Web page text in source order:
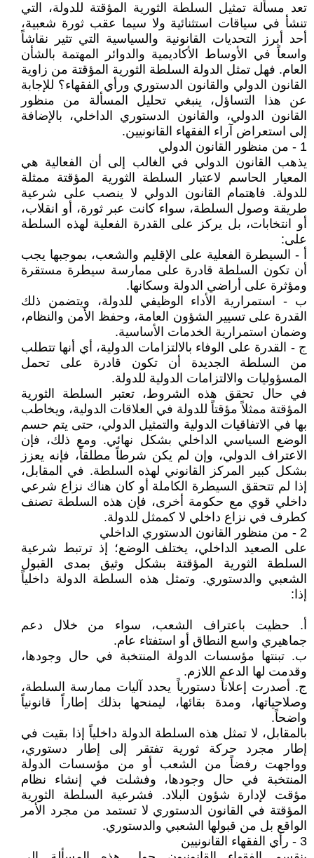
تعد مسألة تمثيل السلطة الثورية المؤقتة للدولة، التي
تنشأ في سياقات استثنائية ولا سيما عقب ثورة شعبية،
أحد أبرز التحديات القانونية والسياسية التي تثير نقاشاً
واسعاً في الأوساط الأكاديمية والدوائر المهتمة بالشأن
العام. فهل تمثل الدولة السلطة الثورية المؤقتة من زاوية
القانون الدولي والقانون الدستوري ورأي الفقهاء؟ للإجابة
عن هذا التساؤل، ينبغي تحليل المسألة من منظور
القانون الدولي، والقانون الدستوري الداخلي، بالإضافة
إلى استعراض آراء الفقهاء القانونيين.
1 - من منظور القانون الدولي
يذهب القانون الدولي في الغالب إلى أن الفعالية هي
المعيار الحاسم لاعتبار السلطة الثورية المؤقتة ممثلة
للدولة. فاهتمام القانون الدولي لا ينصب على شرعية
طريقة وصول السلطة، سواء كانت عبر ثورة، أو انقلاب،
أو انتخابات، بل يركز على القدرة الفعلية لهذه السلطة
على:
أ - السيطرة الفعلية على الإقليم والشعب، بموجبها يجب
أن تكون السلطة قادرة على ممارسة سيطرة مستقرة
ومؤثرة على أراضي الدولة وسكانها.
ب - استمرارية الأداء الوظيفي للدولة، ويتضمن ذلك
القدرة على تسيير الشؤون العامة، وحفظ الأمن والنظام،
وضمان استمرارية الخدمات الأساسية.
ج - القدرة على الوفاء بالالتزامات الدولية، أي أنها تتطلب
من السلطة الجديدة أن تكون قادرة على تحمل
المسؤوليات والالتزامات الدولية للدولة.
في حال تحقق هذه الشروط، تعتبر السلطة الثورية
المؤقتة ممثلاً مؤقتاً للدولة في العلاقات الدولية، ويخاطب
بها في الاتفاقيات الدولية والتمثيل الدولي، حتى يتم حسم
الوضع السياسي الداخلي بشكل نهائي. ومع ذلك، فإن
الاعتراف الدولي، وإن لم يكن شرطاً مطلقاً، فإنه يعزز
بشكل كبير المركز القانوني لهذه السلطة. في المقابل،
إذا لم تتحقق السيطرة الكاملة أو كان هناك نزاع شرعي
داخلي قوي مع حكومة أخرى، فإن هذه السلطة تصنف
كطرف في نزاع داخلي لا كممثل للدولة.
2 - من منظور القانون الدستوري الداخلي
على الصعيد الداخلي، يختلف الوضع؛ إذ ترتبط شرعية
السلطة الثورية المؤقتة بشكل وثيق بمدى القبول
الشعبي والدستوري. وتمثل هذه السلطة الدولة داخلياً
إذا:
أ. حظيت باعتراف الشعب، سواء من خلال دعم
جماهيري واسع النطاق أو استفتاء عام.
ب. تبنتها مؤسسات الدولة المنتخبة في حال وجودها،
وقدمت لها الدعم اللازم.
ج. أصدرت إعلاناً دستورياً يحدد آليات ممارسة السلطة،
وصلاحياتها، ومدة بقائها، ليمنحها بذلك إطاراً قانونياً
واضحاً.
بالمقابل، لا تمثل هذه السلطة الدولة داخلياً إذا بقيت في
إطار مجرد حركة ثورية تفتقر إلى إطار دستوري،
وواجهت رفضاً من الشعب أو من مؤسسات الدولة
المنتخبة في حال وجودها، وفشلت في إنشاء نظام
مؤقت لإدارة شؤون البلاد. فشرعية السلطة الثورية
المؤقتة في القانون الدستوري لا تستمد من مجرد الأمر
الواقع بل من قبولها الشعبي والدستوري.
3 - رأي الفقهاء القانونيين